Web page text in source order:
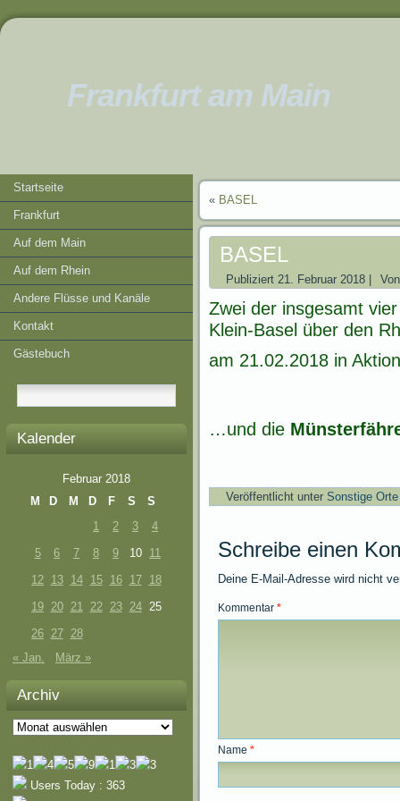
Frankfurt am Main
Startseite
Frankfurt
Auf dem Main
Auf dem Rhein
Andere Flüsse und Kanäle
Kontakt
Gästebuch
Kalender
Februar 2018
M
D M D F S
S
1
2 3
4
5
6 7 8 9 10
11
12 13 14 15 16 17
18
19 20 21 22 23 24 25
26 27 28
« Jan.
März »
Archiv
Archiv
Users Today : 363
« BASEL
BASEL
Publiziert 21. Februar 2018 Von
Zwei der insgesamt
Klein-Basel über den
am 21.02.2018 in
…und die
Veröffentlicht unter Sonstige Orte
Schreibe einen
Deine E-Mail-Adresse wird nicht
Kommentar *
Name *